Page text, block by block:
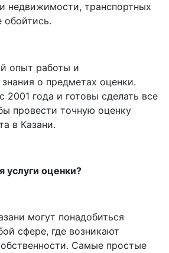
недвижимости, транспортных
обойтись.
опыт работы и
о предметах оценки.
2001 года и готовы сделать все
провести точную оценку
в Казани.
услуги оценки?
могут понадобиться
сфере, где возникают
Самые простые